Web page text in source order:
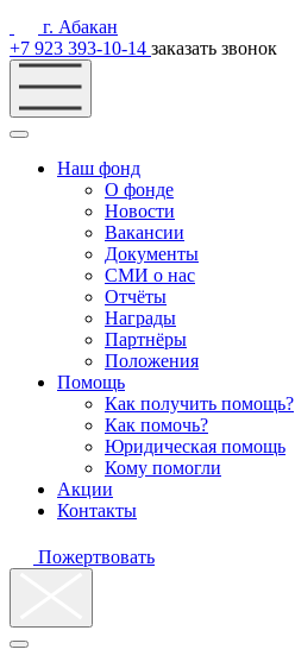
г. Абакан
+7 923 393-10-14 заказать звонок
Наш фонд
О фонде
Новости
Вакансии
Документы
СМИ о нас
Отчёты
Награды
Партнёры
Положения
Помощь
Как получить помощь?
Как помочь?
Юридическая помощь
Кому помогли
Акции
Контакты
Пожертвовать